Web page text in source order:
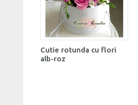
Cutie rotunda cu flori
alb-roz